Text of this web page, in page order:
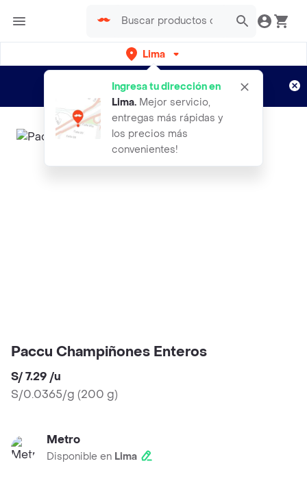
Lima
Ingresa tu dirección en
Lima. Mejor servicio,
entregas más rápidas y
los precios más
convenientes!
envíos gratis por semanas
Aplican TyC
Paccu Champiñones Enteros
S/ 7.29 /u
S/0.0365/g (200 g)
Metro
Disponible en Lima